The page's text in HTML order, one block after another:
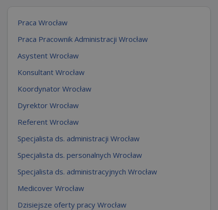
Praca Wrocław
Praca Pracownik Administracji Wrocław
Asystent Wrocław
Konsultant Wrocław
Koordynator Wrocław
Dyrektor Wrocław
Referent Wrocław
Specjalista ds. administracji Wrocław
Specjalista ds. personalnych Wrocław
Specjalista ds. administracyjnych Wrocław
Medicover Wrocław
Dzisiejsze oferty pracy Wrocław